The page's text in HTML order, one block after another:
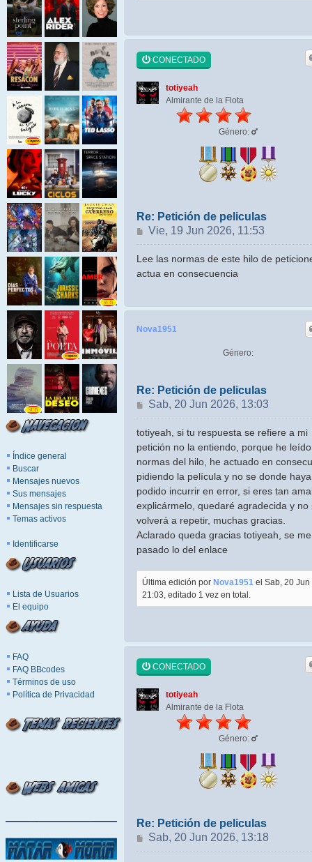
Índice general
Buscar
Mensajes nuevos
Sus mensajes
Mensajes sin respuesta
Temas activos
Identificarse
Lista de Usuarios
El equipo
FAQ
FAQ BBcodes
Términos de uso
Política de Privacidad
CONECTADO
totiyeah
Almirante de la Flota
Género:
Re: Petición de peliculas
Mensaje
Vie, 19 Jun 2026, 11:53
Lee las normas de este hilo de
actua en consecuencia
Nova1951
Género:
Re: Petición de peliculas
Mensaje
Sab, 20 Jun 2026, 13:03
totiyeah, si tu respuesta se refiere a mi
petición no la entiendo, porque he
normas del hilo, he actuado en
pidiendo la película y no se donde haya
podido incurrir en error, si eres tan
explicármelo, quedaré agradecida y no
volverá a repetir, muchas gracias.
Aclarado queda gracias totiyeah, se
pasado lo del enlace
Última edición por Nova1951 el Sab, 20 Jun
21:03, editado 1 vez en total.
CONECTADO
totiyeah
Almirante de la Flota
Género:
Re: Petición de peliculas
Mensaje
Sab, 20 Jun 2026, 13:18